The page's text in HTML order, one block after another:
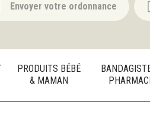
Envoyer votre ordonnance
PRODUITS BÉBÉ
& MAMAN